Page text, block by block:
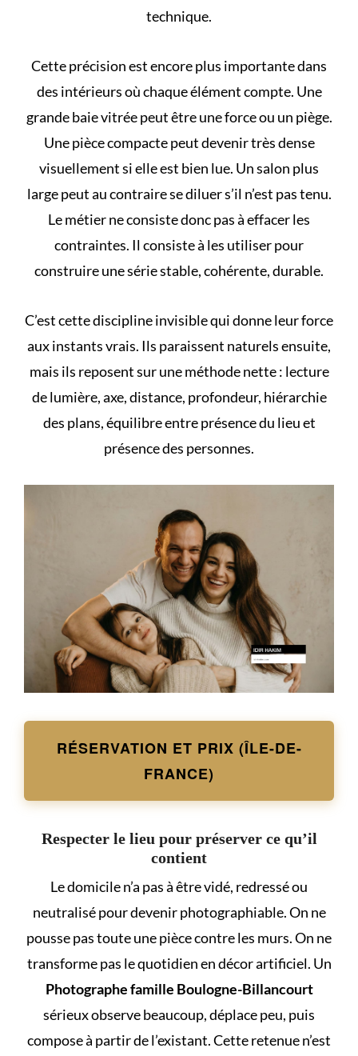
technique.
Cette précision est encore plus importante dans
des intérieurs où chaque élément compte. Une
grande baie vitrée peut être une force ou un piège.
Une pièce compacte peut devenir très dense
visuellement si elle est bien lue. Un salon plus
large peut au contraire se diluer s’il n’est pas tenu.
Le métier ne consiste donc pas à effacer les
contraintes. Il consiste à les utiliser pour
construire une série stable, cohérente, durable.
C’est cette discipline invisible qui donne leur force
auxinstants vrais. Ils paraissent naturels ensuite,
mais ils reposent sur une méthode nette : lecture
de lumière, axe, distance, profondeur, hiérarchie
des plans, équilibre entre présence du lieu et
présence des personnes.
RÉSERVATION ET PRIX (ÎLE-DE-
FRANCE)
Respecter le lieu pour préserver ce qu’il
contient
Le domicile n’a pas à être vidé, redressé ou
neutralisé pour devenir photographiable. On ne
pousse pas toute une pièce contre les murs. On ne
transforme pas le quotidien en décor artificiel. Un
Photographe famille Boulogne-Billancourt
sérieux observe beaucoup, déplace peu, puis
compose à partir de l’existant. Cette retenue n’est